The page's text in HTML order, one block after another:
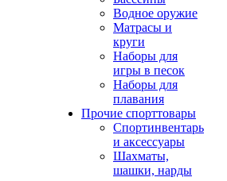
Водное оружие
Матрасы и
круги
Наборы для
игры в песок
Наборы для
плавания
Прочие спорттовары
Спортинвентарь
и аксессуары
Шахматы,
шашки, нарды